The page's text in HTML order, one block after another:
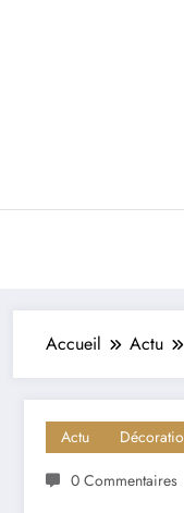
Accueil Actu
Actu
0 Commentaires